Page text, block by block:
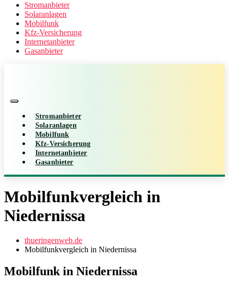
Stromanbieter
Solaranlagen
Mobilfunk
Kfz-Versicherung
Internetanbieter
Gasanbieter
Stromanbieter
Solaranlagen
Mobilfunk
Kfz-Versicherung
Internetanbieter
Gasanbieter
Mobilfunkvergleich in
Niedernissa
thueringenweb.de
Mobilfunkvergleich in Niedernissa
Mobilfunk in Niedernissa